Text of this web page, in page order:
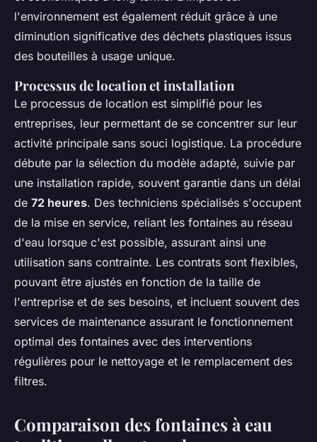
l'environnement est également réduit grâce à une
diminution significative des déchets plastiques issus
des bouteilles à usage unique.
Processus de location et installation
Le processus de location est simplifié pour les
entreprises, leur permettant de se concentrer sur leur
activité principale sans souci logistique. La procédure
débute par la sélection du modèle adapté, suivie par
une installation rapide, souvent garantie dans un délai
de 72 heures. Des techniciens spécialisés s'occupent
de la mise en service, reliant les fontaines au réseau
d'eau lorsque c'est possible, assurant ainsi une
utilisation sans contrainte. Les contrats sont flexibles,
pouvant être ajustés en fonction de la taille de
l'entreprise et de ses besoins, et incluent souvent des
services de maintenance assurant le fonctionnement
optimal des fontaines avec des interventions
régulières pour le nettoyage et le remplacement des
filtres.
Comparaison des fontaines à eau